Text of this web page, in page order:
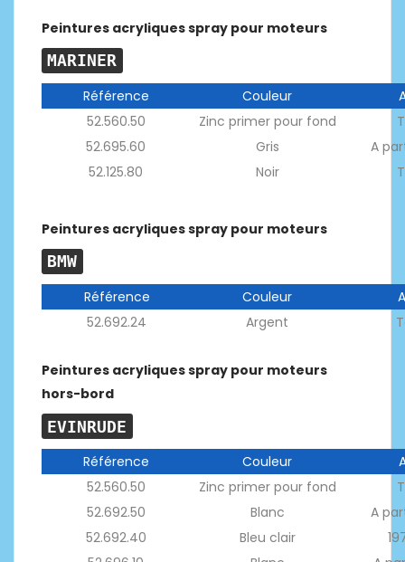
Peintures acryliques spray pour moteurs
MARINER
Référence Couleur
52.560.50
Zinc primer pour fond
52.695.60
Gris
A
52.125.80
Noir
Peintures acryliques spray pour moteurs
BMW
Référence Couleur
52.692.24
Argent
Peintures acryliques spray pour moteurs
hors-bord
EVINRUDE
Référence Couleur
52.560.50
Zinc primer pour fond
52.692.50
Blanc
A
52.692.40
Bleu clair